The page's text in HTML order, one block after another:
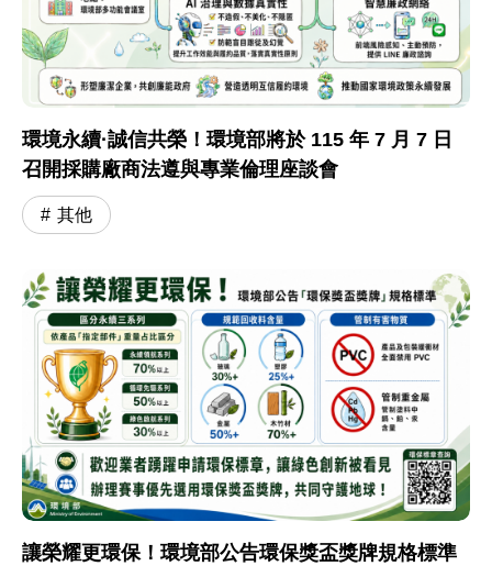
環境永續·誠信共榮！環境部將於 115 年 7 月 7 日
召開採購廠商法遵與專業倫理座談會
其他
讓榮耀更環保！環境部公告環保獎盃獎牌規格標準